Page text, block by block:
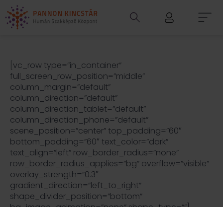
[vc_row type=”in_container”
full_screen_row_position=”middle”
column_margin=”default”
column_direction=”default”
column_direction_tablet=”default”
column_direction_phone=”default”
scene_position=”center” top_padding=”60″
bottom_padding=”60″ text_color=”dark”
text_align=”left” row_border_radius=”none”
row_border_radius_applies=”bg” overflow=”visible”
overlay_strength=”0.3″
gradient_direction=”left_to_right”
shape_divider_position=”bottom”